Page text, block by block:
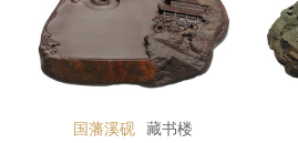
国藩溪砚 藏书楼